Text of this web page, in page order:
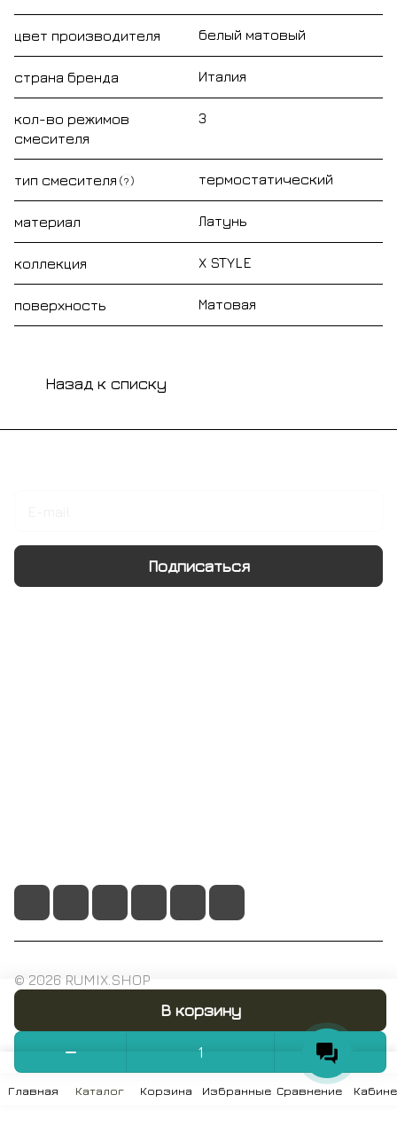
В корзину
цвет производителя белый матовый
страна бренда Италия
кол-во режимов
смесителя
3
тип смесителя ? термостатический
материал Латунь
коллекция X STYLE
поверхность Матовая
Назад к списку
Главная Каталог Корзина Избранные Сравнение
Подписаться
© 2026 RUMIX.SHOP
Конфиденциальность Оферта